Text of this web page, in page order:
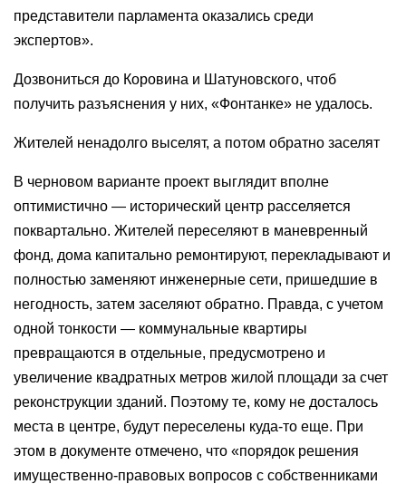
представители парламента оказались среди
экспертов».
Дозвониться до Коровина и Шатуновского, чтоб
получить разъяснения у них, «Фонтанке» не удалось.
Жителей ненадолго выселят, а потом обратно заселят
В черновом варианте проект выглядит вполне
оптимистично — исторический центр расселяется
поквартально. Жителей переселяют в маневренный
фонд, дома капитально ремонтируют, перекладывают и
полностью заменяют инженерные сети, пришедшие в
негодность, затем заселяют обратно. Правда, с учетом
одной тонкости — коммунальные квартиры
превращаются в отдельные, предусмотрено и
увеличение квадратных метров жилой площади за счет
реконструкции зданий. Поэтому те, кому не досталось
места в центре, будут переселены куда-то еще. При
этом в документе отмечено, что «порядок решения
имущественно-правовых вопросов с собственниками